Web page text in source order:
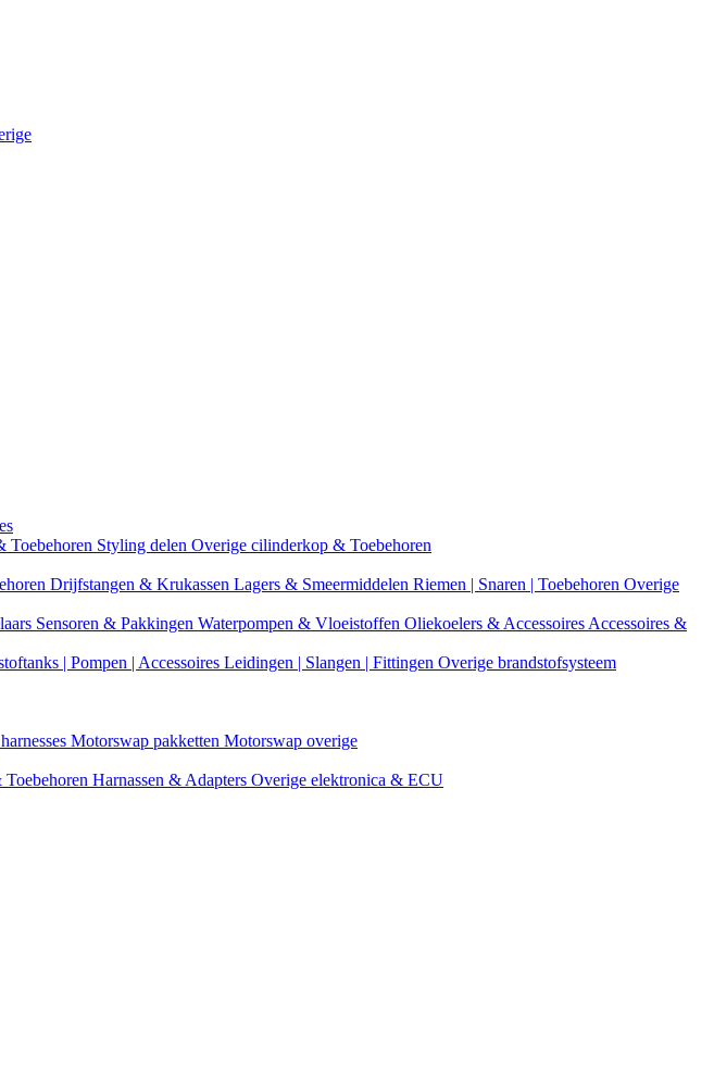
Toebehoren Styling delen Overige cilinderkop & Toebehoren
Drijfstangen & Krukassen Lagers & Smeermiddelen Riemen | Snaren | Toebehoren Overige
Sensoren & Pakkingen Waterpompen & Vloeistoffen Oliekoelers & Accessoires Accessoires &
| Pompen | Accessoires Leidingen | Slangen | Fittingen Overige brandstofsysteem
Motorswap pakketten Motorswap overige
Harnassen & Adapters Overige elektronica & ECU